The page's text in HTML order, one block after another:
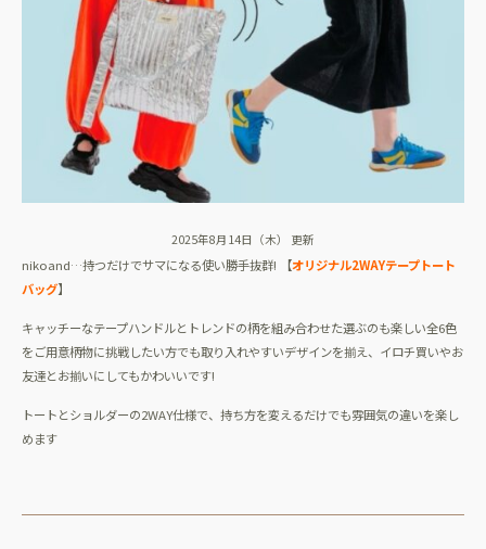
2025年8月14日（木） 更新
nikoand…持つだけでサマになる使い勝手抜群! 【オリジナル2WAYテープトート
バッグ】
キャッチーなテープハンドルとトレンドの柄を組み合わせた選ぶのも楽しい全6色
をご用意柄物に挑戦したい方でも取り入れやすいデザインを揃え、イロチ買いやお
友達とお揃いにしてもかわいいです!
トートとショルダーの2WAY仕様で、持ち方を変えるだけでも雰囲気の違いを楽し
めます